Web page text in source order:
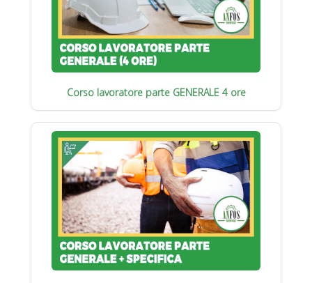
Corso lavoratore parte GENERALE 4 ore